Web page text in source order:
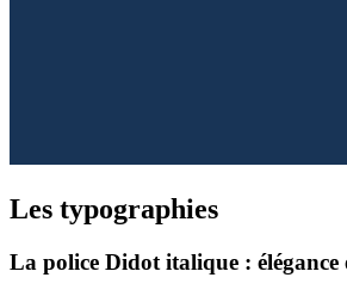
Les typographies
La police Didot italique : élégance